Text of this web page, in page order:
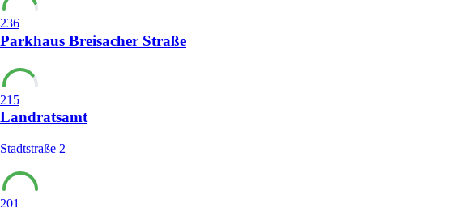
236
Parkhaus Breisacher Straße
215
Landratsamt
Stadtstraße 2
201